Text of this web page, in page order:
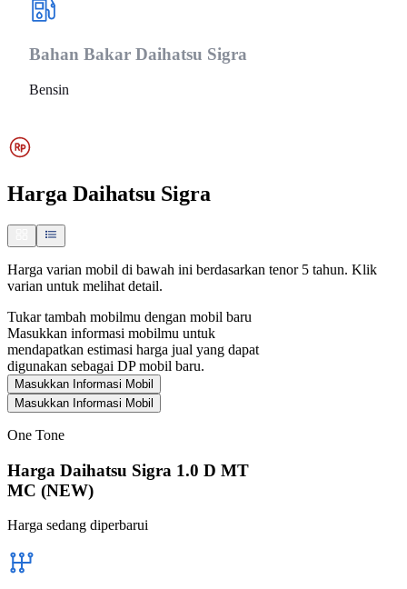
Bahan Bakar Daihatsu Sigra
Bensin
Harga Daihatsu Sigra
Harga varian mobil di bawah ini berdasarkan tenor 5 tahun. Klik
varian untuk melihat detail.
Tukar tambah mobilmu dengan mobil baru
Masukkan informasi mobilmu untuk
mendapatkan estimasi harga jual yang dapat
digunakan sebagai DP mobil baru.
Masukkan Informasi Mobil
Masukkan Informasi Mobil
One Tone
Harga Daihatsu Sigra 1.0 D MT
MC (NEW)
Harga sedang diperbarui